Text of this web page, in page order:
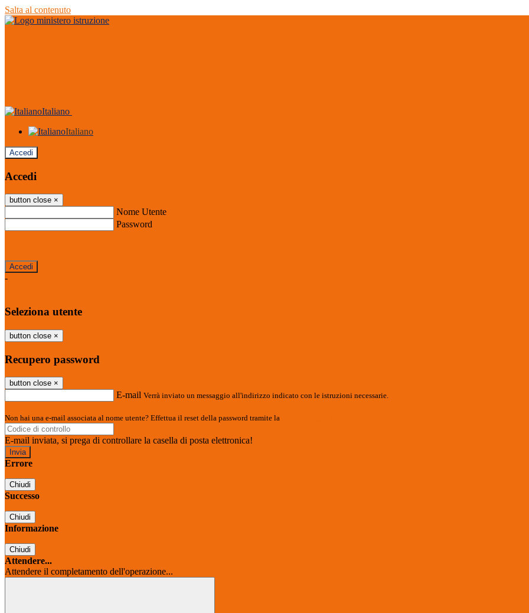
Salta al contenuto
Italiano
Italiano
Accedi
Accedi
button close ×
Nome Utente
Password
-
Seleziona utente
button close ×
Recupero password
button close ×
E-mail Verrà inviato un messaggio all'indirizzo indicato con le istruzioni necessarie.
Non hai una e-mail associata al nome utente? Effettua il reset della password tramite la
E-mail inviata, si prega di controllare la casella di posta elettronica!
Errore
Chiudi
Successo
Chiudi
Informazione
Chiudi
Attendere...
Attendere il completamento dell'operazione...